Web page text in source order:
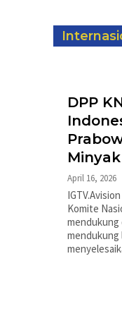
DPP
April 16, 2026
Komite
mendukung
mendukung